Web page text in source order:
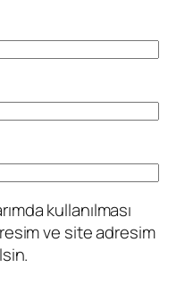
kullanılması
ve site adresim